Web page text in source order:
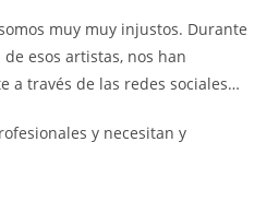
muy muy injustos. Durante
esos artistas, nos han
a través de las redes sociales…
y necesitan y